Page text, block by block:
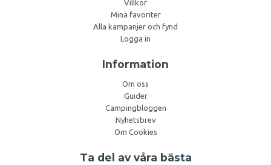
Villkor
Mina favoriter
Alla kampanjer och fynd
Logga in
Information
Om oss
Guider
Campingbloggen
Nyhetsbrev
Om Cookies
Ta del av våra bästa